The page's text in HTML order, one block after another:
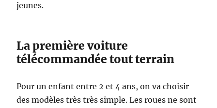
jeunes.
La première voiture
télécommandée tout terrain
Pour un enfant entre 2 et 4 ans, on va choisir
des modèles très très simple. Les roues ne sont